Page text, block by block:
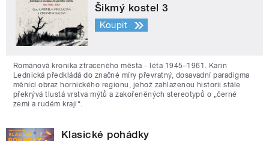
Šikmý kostel 3
Koupit
Románová kronika ztraceného města - léta 1945–1961. Karin
Lednická předkládá do značné míry převratný, dosavadní paradigma
měnící obraz hornického regionu, jehož zahlazenou historii stále
překrývá tlustá vrstva mýtů a zakořeněných stereotypů o „černé
zemi a rudém kraji“.
Klasické pohádky